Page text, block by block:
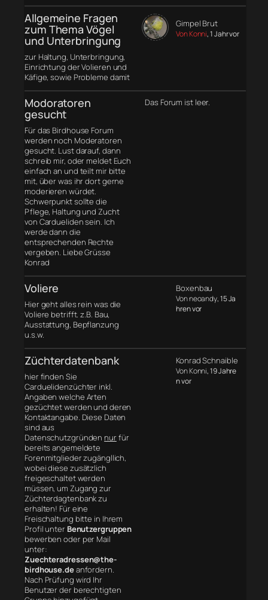
Allgemeine Fragen
zum Thema Vögel
und Unterbringung
zur Haltung, Unterbringung,
Einrichtung der Volieren und
Käfige, sowie Probleme damit
Gimpel Brut
Von Konni, 1 Jahr vor
Modoratoren
gesucht
Für das Birdhouse Forum
werden noch Moderatoren
gesucht. Lust darauf, dann
schreib mir, oder meldet Euch
einfach an und teilt mir bitte
mit, über was ihr dort gerne
moderieren würdet.
Schwerpunkt sollte die
Pflege, Haltung und Zucht
von Cardueliden sein. Ich
werde dann die
entsprechenden Rechte
vergeben. Liebe Grüsse
Konrad
Das Forum ist leer.
Voliere
Hier geht alles rein was die
Voliere betrifft. z.B. Bau,
Ausstattung, Bepflanzung
u.s.w.
Boxenbau
Von neoandy, 15 Ja
hren vor
Züchterdatenbank
hier finden Sie
Carduelidenzüchter inkl.
Angaben welche Arten
gezüchtet werden und deren
Kontaktangabe. Diese Daten
sind aus
Datenschutzgründen nurfür
bereits angemeldete
Forenmitglieder zugängllich,
wobei diese zusätzlich
freigeschaltet werden
müssen, um Zugang zur
Züchterdagtenbank zu
erhalten! Für eine
Freischaltung bitte in Ihrem
Profil unter Benutzergruppen
bewerben oder per Mail
unter:
Zuechteradressen@the-
birdhouse.deanfordern.
Nach Prüfung wird Ihr
Benutzer der berechtigten
Konrad Schnaible
Von Konni, 19 Jahre
n vor